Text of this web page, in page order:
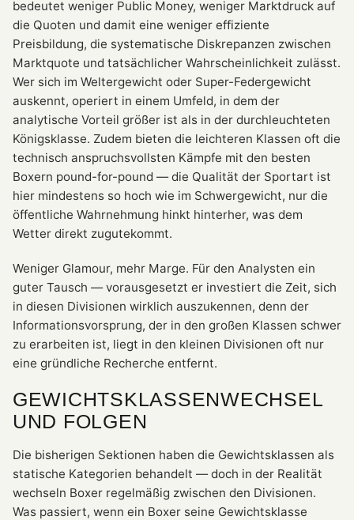
bedeutet weniger Public Money, weniger Marktdruck auf
die Quoten und damit eine weniger effiziente
Preisbildung, die systematische Diskrepanzen zwischen
Marktquote und tatsächlicher Wahrscheinlichkeit zulässt.
Wer sich im Weltergewicht oder Super-Federgewicht
auskennt, operiert in einem Umfeld, in dem der
analytische Vorteil größer ist als in der durchleuchteten
Königsklasse. Zudem bieten die leichteren Klassen oft die
technisch anspruchsvollsten Kämpfe mit den besten
Boxern pound-for-pound — die Qualität der Sportart ist
hier mindestens so hoch wie im Schwergewicht, nur die
öffentliche Wahrnehmung hinkt hinterher, was dem
Wetter direkt zugutekommt.
Weniger Glamour, mehr Marge. Für den Analysten ein
guter Tausch — vorausgesetzt er investiert die Zeit, sich
in diesen Divisionen wirklich auszukennen, denn der
Informationsvorsprung, der in den großen Klassen schwer
zu erarbeiten ist, liegt in den kleinen Divisionen oft nur
eine gründliche Recherche entfernt.
GEWICHTSKLASSENWECHSEL
UND FOLGEN
Die bisherigen Sektionen haben die Gewichtsklassen als
statische Kategorien behandelt — doch in der Realität
wechseln Boxer regelmäßig zwischen den Divisionen.
Was passiert, wenn ein Boxer seine Gewichtsklasse